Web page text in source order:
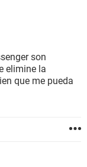
son
elimine la
que me pueda